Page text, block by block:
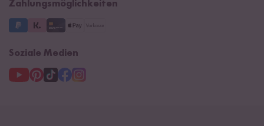
3 Jahre Garantie
Zahlungsmöglichkeiten
Soziale Medien